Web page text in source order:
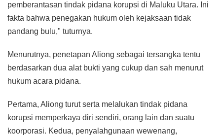
pemberantasan tindak pidana korupsi di Maluku Utara. Ini
fakta bahwa penegakan hukum oleh kejaksaan tidak
pandang bulu," tuturnya.
Menurutnya, penetapan Aliong sebagai tersangka tentu
berdasarkan dua alat bukti yang cukup dan sah menurut
hukum acara pidana.
Pertama, Aliong turut serta melalukan tindak pidana
korupsi memperkaya diri sendiri, orang lain dan suatu
koorporasi. Kedua, penyalahgunaan wewenang,